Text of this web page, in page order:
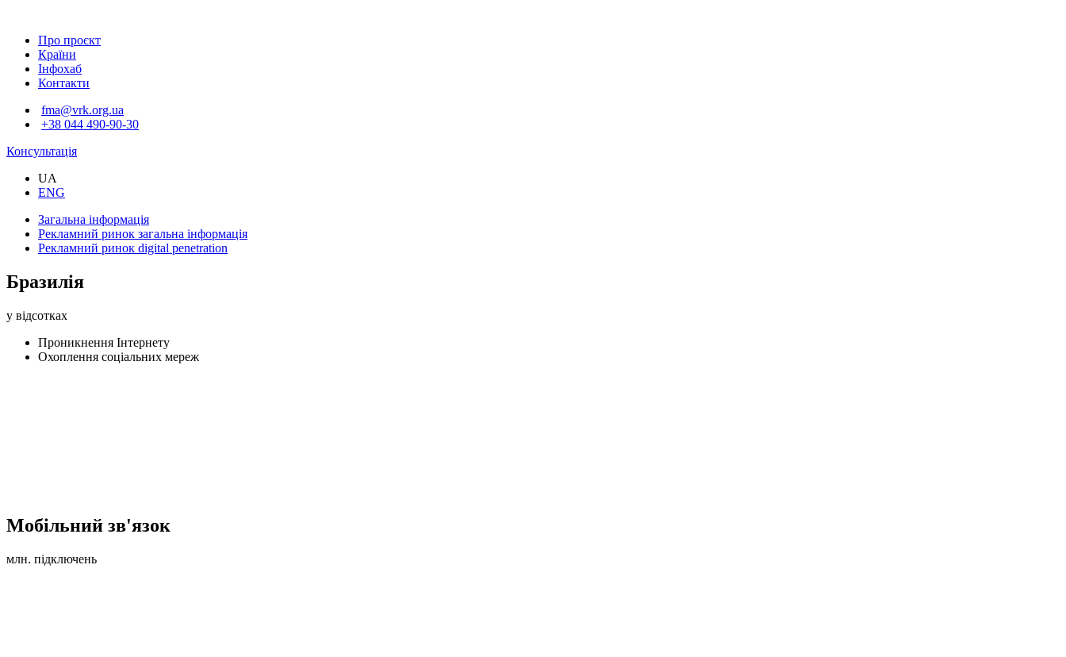
Про проєкт
Країни
Інфохаб
Контакти
fma@vrk.org.ua
+38 044 490-90-30
Консультація
UA
ENG
Загальна інформація
Рекламний ринок загальна інформація
Рекламний ринок digital penetration
Бразилія
у відсотках
Проникнення Інтернету
Охоплення соціальних мереж
Мобільний зв'язок
млн. підключень